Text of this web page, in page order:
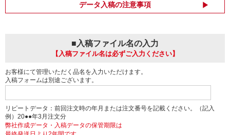
データ入稿の注意事項
■入稿ファイル名の入力
【入稿ファイル名は必ずご入力ください】
お客様にて管理いただく品名を入力いただけます。
入稿フォームは別途ございます。
リピートデータ：前回注文時の年月または注文番号を記載ください。（記入
例）20●●年3月注文分
弊社作成データ・入稿データの保管期限は